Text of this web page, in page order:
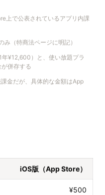
上で公表されているアプリ内課
（特商法ページに明記）
¥12,600）と、使い放題プラ
併存する
金だが、具体的な金額はApp
iOS版（App Store）
¥500